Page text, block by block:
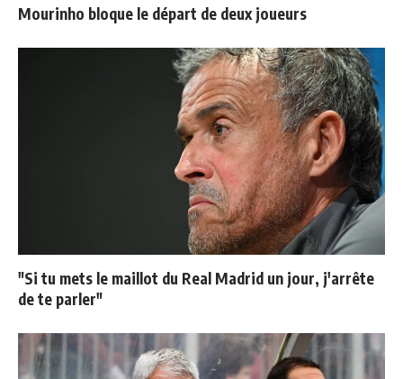
Mourinho bloque le départ de deux joueurs
"Si tu mets le maillot du Real Madrid un jour, j'arrête
de te parler"